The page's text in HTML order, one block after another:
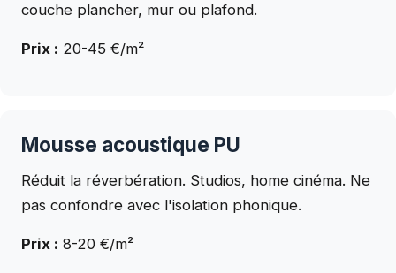
couche plancher, mur ou plafond.
Prix : 20-45 €/m²
Mousse acoustique PU
Réduit la réverbération. Studios, home cinéma. Ne
pas confondre avec l'isolation phonique.
Prix : 8-20 €/m²